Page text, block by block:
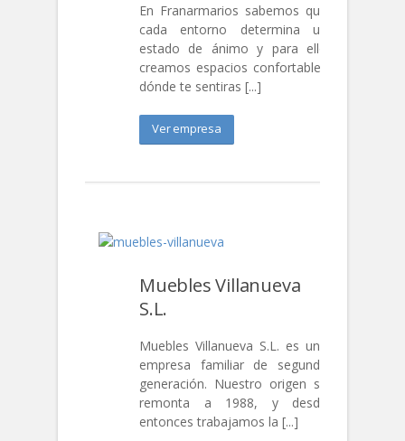
En Franarmarios sabemos que
cada entorno determina un
estado de ánimo y para ello
creamos espacios confortables
dónde te sentiras [...]
Ver empresa
Muebles Villanueva
S.L.
Muebles Villanueva S.L. es una
empresa familiar de segunda
generación. Nuestro origen se
remonta a 1988, y desde
entonces trabajamos la [...]